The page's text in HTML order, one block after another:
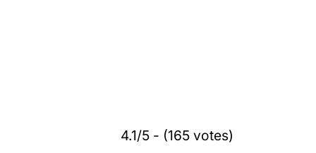
4.1/5 - (165 votes)